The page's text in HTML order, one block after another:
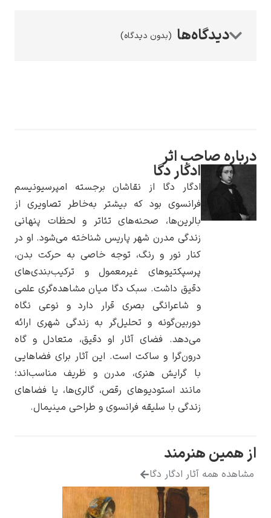
یوهانس فرمیر
پرفروش‌ترین
(بدون دیدگاه)
اثر
دگا
دگا از نقاشان برجسته امپرسیونیسم
بود که بیشتر به‌خاطر تصاویری از
صحنه‌های تئاتر و لحظات پنهانی
مدرن شهر پاریس شناخته می‌شود. او در
نور و رنگ، توجه خاصی به حرکت بدن،
غیرمعمول و ترکیب‌بندی‌های
داشت. سبک دگا میان مشاهده‌گری علمی
شاعرانگی بصری قرار دارد و نوعی نگاه
و تحلیل‌گر به زندگی شهری ارائه
فضای آثار او دقیق، متعادل و گاه
و ساکت است. این آثار برای فضاهایی
گرایش هنری، مدرن و ظریف مناسب‌اند؛
استودیوهای رقص، گالری‌ها، یا فضاهای
با سلیقه فرانسوی و طراحی مینیمال.
ادگار دگا